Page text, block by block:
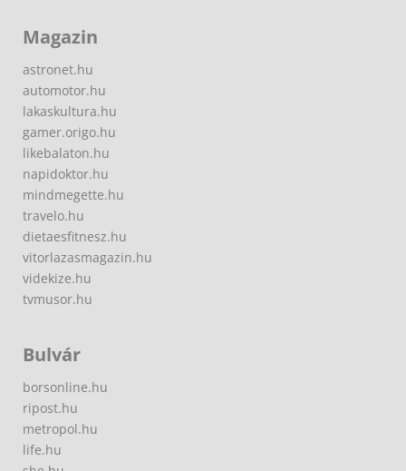
Magazin
astronet.hu
automotor.hu
lakaskultura.hu
gamer.origo.hu
likebalaton.hu
napidoktor.hu
mindmegette.hu
travelo.hu
dietaesfitnesz.hu
vitorlazasmagazin.hu
videkize.hu
tvmusor.hu
Bulvár
borsonline.hu
ripost.hu
metropol.hu
life.hu